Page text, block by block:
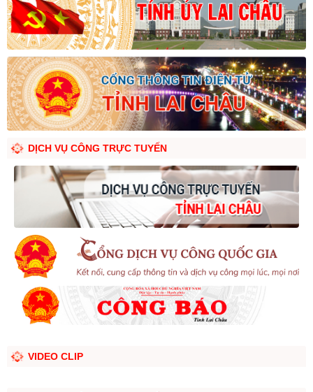
DỊCH VỤ CÔNG TRỰC TUYẾN
VIDEO CLIP